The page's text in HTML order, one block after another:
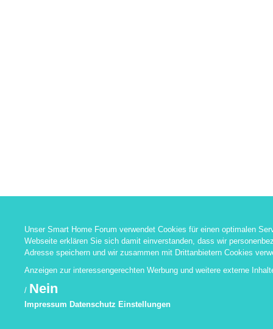
Unser Smart Home Forum verwendet Cookies für einen optimalen
Webseite erklären Sie sich damit einverstanden, dass wir
Adresse speichern und wir zusammen mit Drittanbietern Cookies
Anzeigen zur interessengerechten Werbung und weitere externe
/ Nein
Impressum Datenschutz Einstellungen